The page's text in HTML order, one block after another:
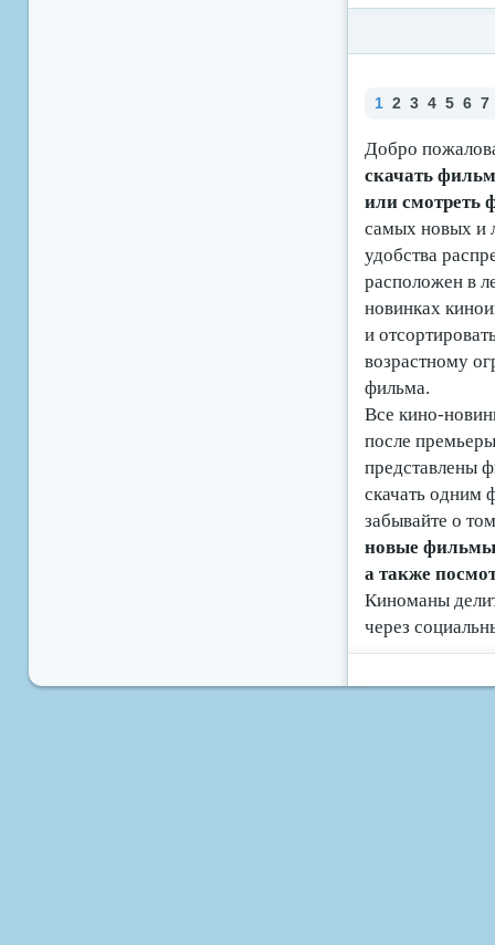
1 2 3 4 5 6 7
Добро
скачать
или смотреть
самых новых и
удобства
расположен в
новинках
и
возрастному
фильма.
Все кино-
после
представлены
скачать одним
забывайте о
новые фильмы
а также
Киноманы
через